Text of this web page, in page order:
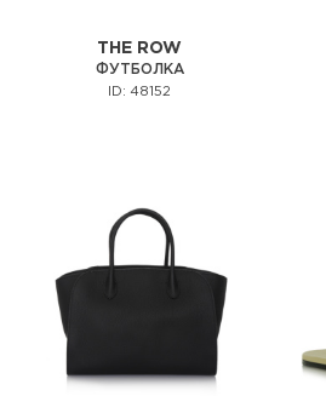
THE ROW
ФУТБОЛКА
ID: 48152